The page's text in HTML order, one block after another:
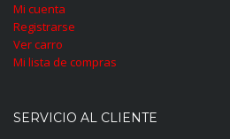
Mi cuenta
Registrarse
Ver carro
Mi lista de compras
SERVICIO AL CLIENTE